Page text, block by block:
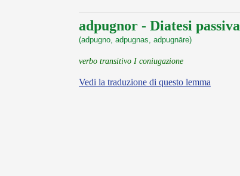
adpugnor - Diatesi passiva
(adpugno, adpugnas, adpugnāre)
verbo transitivo I coniugazione
Vedi la traduzione di questo lemma